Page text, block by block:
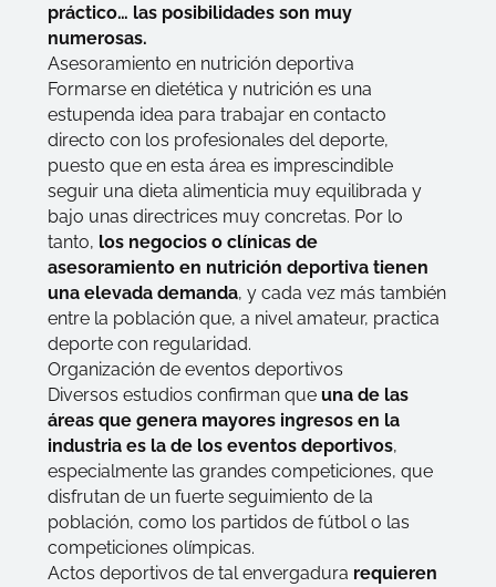
práctico… las posibilidades son muy
numerosas.
Asesoramiento en nutrición deportiva
Formarse en dietética y nutrición es una
estupenda idea para trabajar en contacto
directo con los profesionales del deporte,
puesto que en esta área es imprescindible
seguir una dieta alimenticia muy equilibrada y
bajo unas directrices muy concretas. Por lo
tanto, los negocios o clínicas de
asesoramiento en nutrición deportiva tienen
una elevada demanda, y cada vez más también
entre la población que, a nivel amateur, practica
deporte con regularidad.
Organización de eventos deportivos
Diversos estudios confirman queuna de las
áreas que genera mayores ingresos en la
industria es la de los eventos deportivos,
especialmente las grandes competiciones, que
disfrutan de un fuerte seguimiento de la
población, como los partidos de fútbol o las
competiciones olímpicas.
Actos deportivos de tal envergadura requieren